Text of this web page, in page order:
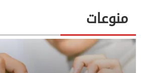
منوعات